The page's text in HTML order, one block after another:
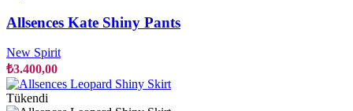
birden
fazla
varyasyonu
var.
ürün
Allsences Kate Shiny Pants
New Spirit
₺3.400,00
Tükendi